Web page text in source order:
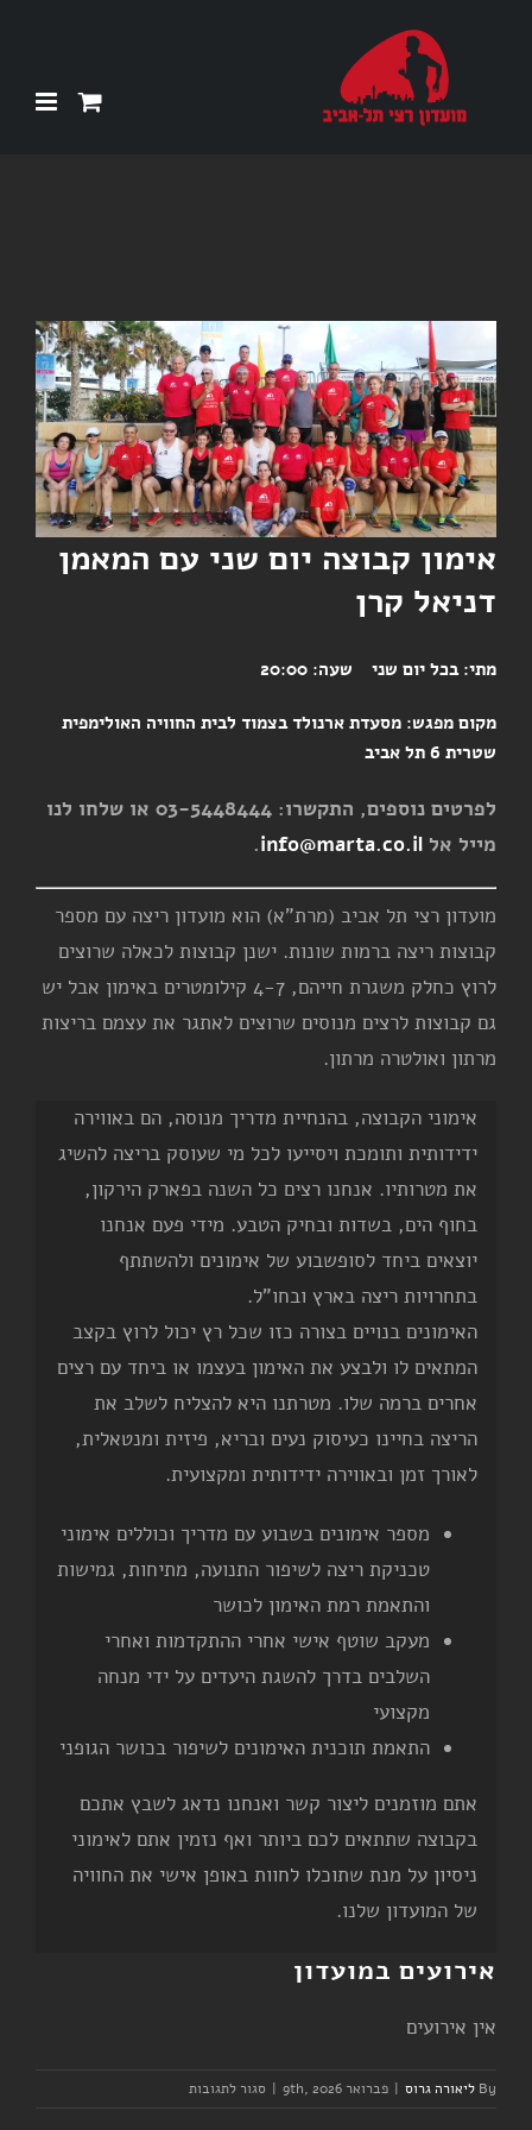
בתמונה
מוגדלת
אימון קבוצה יום שני עם המאמן
דניאל קרן
מתי: בכל יום שני שעה:
מקום מפגש: מסעדת ארנולד בצמוד לבית החוויה האולימפית
שטרית 6 תל אביב
לפרטים נוספים, התקשרו: 03-5448444 או שלחו לנו
מייל אל info@marta.co.il
.
מועדון רצי תל אביב (מרת"א) הוא מועדון ריצה עם מספר
קבוצות ריצה ברמות שונות. ישנן קבוצות לכאלה שרוצים
לרוץ כחלק משגרת חייהם, 4-7 קילומטרים באימון אבל יש
גם קבוצות לרצים מנוסים שרוצים לאתגר את עצמם בריצות
מרתון ואולטרה מרתון.
אימוני הקבוצה, בהנחיית מדריך מנוסה, הם באווירה
ידידותית ותומכת ויסייעו לכל מי שעוסק בריצה להשיג
את מטרותיו. אנחנו רצים כל השנה בפארק הירקון,
בחוף הים, בשדות ובחיק הטבע. מידי פעם אנחנו
יוצאים ביחד לסופשבוע של אימונים ולהשתתף
בתחרויות ריצה בארץ ובחו"ל.
האימונים בנויים בצורה כזו שכל רץ יכול לרוץ בקצב
המתאים לו ולבצע את האימון בעצמו או ביחד עם רצים
אחרים ברמה שלו. מטרתנו היא להצליח לשלב את
הריצה בחיינו כעיסוק נעים ובריא, פיזית ומנטאלית,
לאורך זמן ובאווירה ידידותית ומקצועית.
מספר אימונים בשבוע עם מדריך וכוללים אימוני
טכניקת ריצה לשיפור התנועה, מתיחות, גמישות
והתאמת רמת האימון לכושר
מעקב שוטף אישי אחרי ההתקדמות ואחרי
השלבים בדרך להשגת היעדים על ידי מנחה
מקצועי
התאמת תוכנית האימונים לשיפור בכושר הגופני
אתם מוזמנים ליצור קשר ואנחנו נדאג לשבץ אתכם
בקבוצה שתתאים לכם ביותר ואף נזמין אתם לאימוני
ניסיון על מנת שתוכלו לחוות באופן אישי את החוויה
של המועדון שלנו.
אירועים במועדון
אין אירועים
By ליאורה גרוס | פברואר 9th, 2026 | סגור לתגובות